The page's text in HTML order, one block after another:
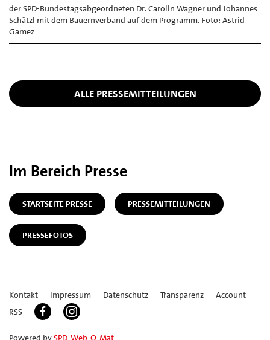
der SPD-Bundestagsabgeordneten Dr. Carolin Wagner und Johannes
Schätzl mit dem Bauernverband auf dem Programm. Foto: Astrid
Gamez
ALLE PRESSEMITTEILUNGEN
Im Bereich Presse
STARTSEITE PRESSE PRESSEMITTEILUNGEN
PRESSEFOTOS
Kontakt Impressum Datenschutz Transparenz
Account
RSS
Powered bySPD-Web-O-Mat